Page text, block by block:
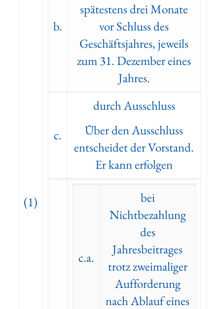
(1)
b.
spätestens drei Monate
vor Schluss des
Geschäftsjahres, jeweils
zum 31. Dezember eines
Jahres.
c.
durch Ausschluss
Über den Ausschluss
entscheidet der Vorstand.
Er kann erfolgen
c.a.
bei
Nichtbezahlung
des
Jahresbeitrages
trotz zweimaliger
Aufforderung
nach Ablauf eines